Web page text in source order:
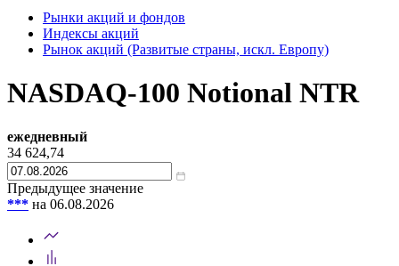
Рынки акций и фондов
Индексы акций
Рынок акций (Развитые страны, искл. Европу)
NASDAQ-100 Notional NTR
ежедневный
34 624,74
Предыдущее значение
*** на 06.08.2026